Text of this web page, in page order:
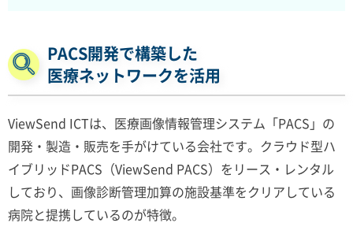
PACS開発で構築した
医療ネットワークを活用
ViewSend ICTは、医療画像情報管理システム「PACS」の
開発・製造・販売を手がけている会社です。クラウド型ハ
イブリッドPACS（ViewSend PACS）をリース・レンタル
しており、画像診断管理加算の施設基準をクリアしている
病院と提携しているのが特徴。